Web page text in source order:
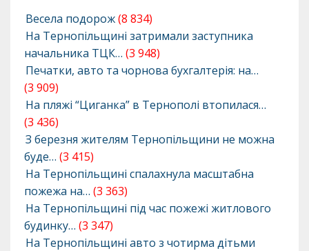
Весела подорож(8 834)
На Тернопільщині затримали заступника
начальника ТЦК… (3 948)
Печатки, авто та чорнова бухгалтерія: на…
(3 909)
На пляжі “Циганка” в Тернополі втопилася…
(3 436)
З березня жителям Тернопільщини не можна
буде… (3 415)
На Тернопільщині спалахнула масштабна
пожежа на… (3 363)
На Тернопільщині під час пожежі житлового
будинку… (3 347)
На Тернопільщині авто з чотирма дітьми